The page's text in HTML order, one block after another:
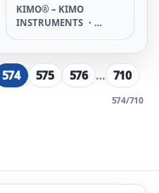
KIMO® – KIMO
INSTRUMENTS ・
574 575 576 … 710
574/710